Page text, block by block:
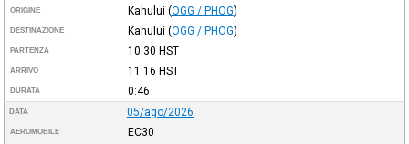
ORIGINE Kahului (OGG / PHOG)
DESTINAZIONE Kahului (OGG / PHOG)
PARTENZA 10:30 HST
ARRIVO 11:16 HST
DURATA 0:46
DATA 05/ago/2026
AEROMOBILE EC30